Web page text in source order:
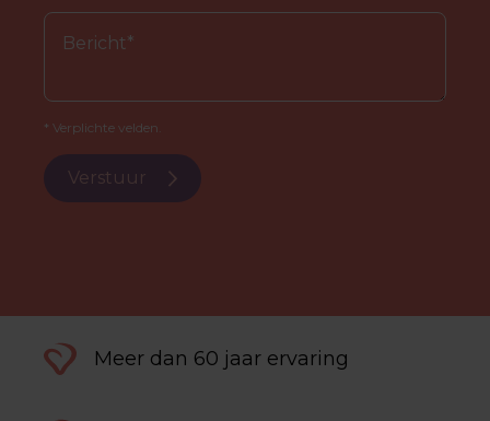
* Verplichte velden.
Verstuur
Meer dan 60 jaar ervaring